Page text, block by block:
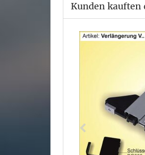
Kunden kauften